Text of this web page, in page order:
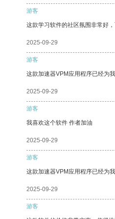
游客
这款学习软件的社区氛围非常好
2025-09-29
游客
这款加速器VPM应用程序已经为
2025-09-29
游客
我喜欢这个软件 作者加油
2025-09-29
游客
这款加速器VPM应用程序已经为
2025-09-29
游客